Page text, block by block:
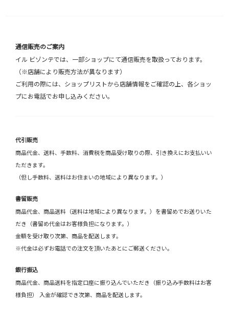
通信販売のご案内
イル ビゾンテでは、一部ショップにて通信販売を取扱っております。
（※店舗により販売方法が異なります）
ご利用の際には、ショップリストから店舗情報をご確認の上、各ショッ
プにお電話でお申し込みください。
代引販売
商品代金、送料、手数料、消費税を商品受け取りの際、引き換えにお支払いい
ただきます。
（但し手数料、送料はお住まいの地域により異なります。）
書留販売
商品代金、商品送料（送料は地域により異なります。）を書留めでお送りいた
だき（書留め代金はお客様負担になります。）
金額を受け取り次第、商品を配送します。
※代金は必ずお電話での注文を頂いたあとにご郵送ください。
銀行振込
商品代金、商品送料を指定口座に振り込んでいただき（振り込み手数料はお客
様負担） 入金が確認でき次第、商品を配送します。